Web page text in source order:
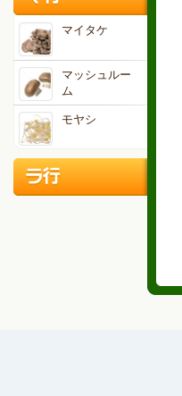
マイタケ
マッシュルー
ム
モヤシ